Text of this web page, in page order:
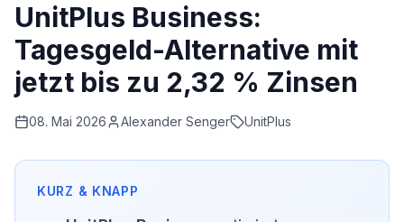
UnitPlus Business:
Tagesgeld-Alternative mit
jetzt bis zu 2,32 % Zinsen
08. Mai 2026 Alexander Senger UnitPlus